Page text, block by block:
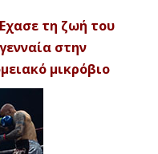
τη ζωή του
στην
μικρόβιο